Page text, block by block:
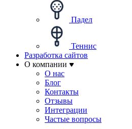
Падел
Теннис
Разработка сайтов
О компании
О нас
Блог
Контакты
Отзывы
Интеграции
Частые вопросы